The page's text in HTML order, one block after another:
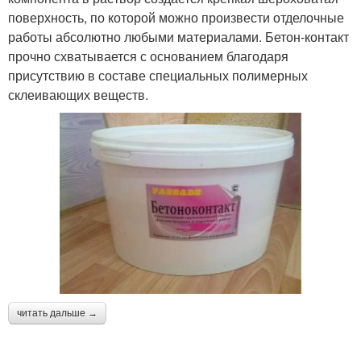
поверхность, по которой можно произвести отделочные
работы абсолютно любыми материалами. Бетон-контакт
прочно схватывается с основанием благодаря
присутствию в составе специальных полимерных
склеивающих веществ.
читать дальше →